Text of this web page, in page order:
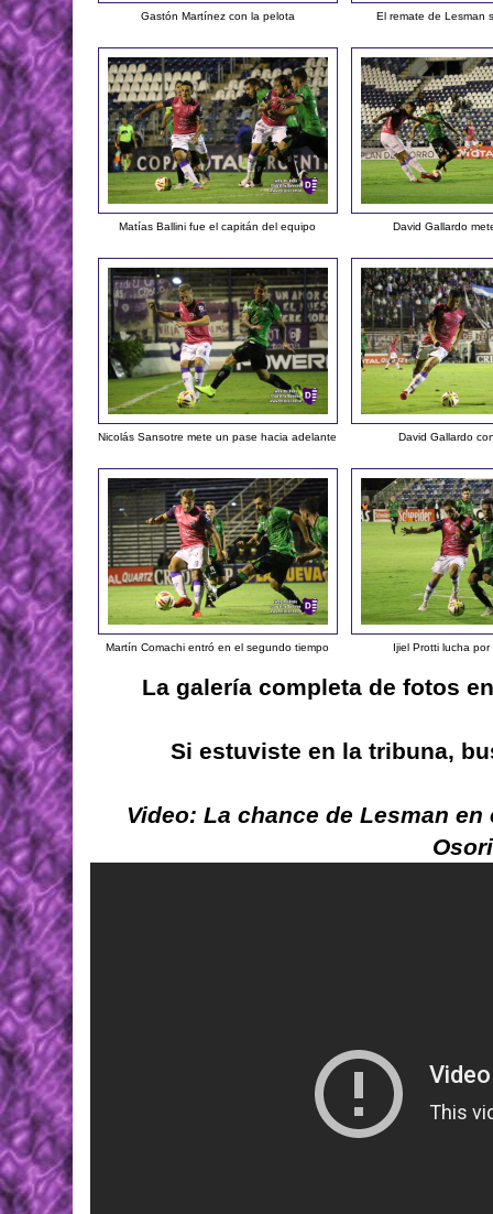
Gastón Martínez con la pelota El remate de Lesman
Matías Ballini fue el capitán del equipo David Gallardo
Nicolás Sansotre mete un pase hacia adelante David Gallardo
Martín Comachi entró en el segundo tiempo Ijiel Protti lucha
La galería completa de fotos
Si estuviste en la tribuna,
Video: La chance de Lesman